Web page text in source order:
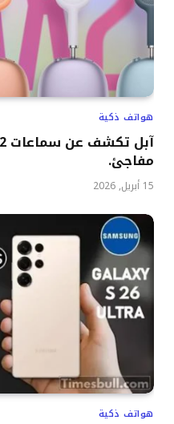
هواتف ذكية
مفاجئ.
15 أبريل, 2026
هواتف ذكية